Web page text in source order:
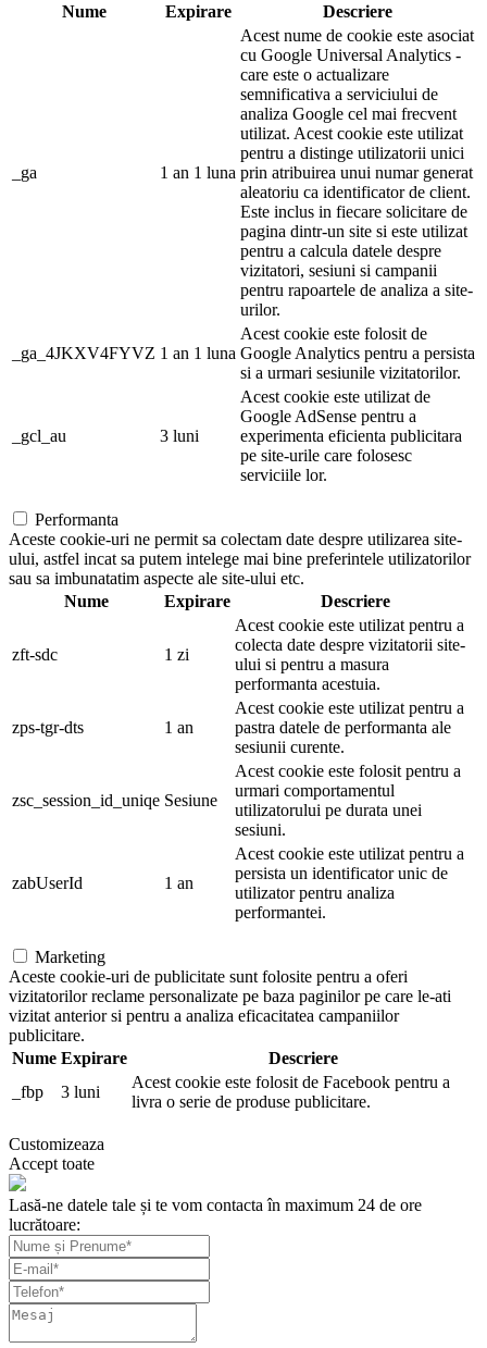
Nume
Expirare Descriere
_ga 1 an 1 luna
Acest nume de cookie este asociat
cu Google Universal Analytics -
care este o actualizare
semnificativa a serviciului de
analiza Google cel mai frecvent
utilizat. Acest cookie este utilizat
pentru a distinge utilizatorii unici
prin atribuirea unui numar generat
aleatoriu ca identificator de client.
Este inclus in fiecare solicitare de
pagina dintr-un site si este utilizat
pentru a calcula datele despre
vizitatori, sesiuni si campanii
pentru rapoartele de analiza a site-
urilor.
_ga_4JKXV4FYVZ 1 an 1 luna
Acest cookie este folosit de
Google Analytics pentru a persista
si a urmari sesiunile vizitatorilor.
_gcl_au 3 luni
Acest cookie este utilizat de
Google AdSense pentru a
experimenta eficienta publicitara
pe site-urile care folosesc
serviciile lor.
Performanta
Aceste cookie-uri ne permit sa colectam date despre utilizarea site-
ului, astfel incat sa putem intelege mai bine preferintele utilizatorilor
sau sa imbunatatim aspecte ale site-ului etc.
Nume
Expirare Descriere
zft-sdc 1 zi
Acest cookie este utilizat pentru a
colecta date despre vizitatorii site-
ului si pentru a masura
performanta acestuia.
zps-tgr-dts 1 an
Acest cookie este utilizat pentru a
pastra datele de performanta ale
sesiunii curente.
zsc_session_id_uniqe Sesiune
Acest cookie este folosit pentru a
urmari comportamentul
utilizatorului pe durata unei
sesiuni.
zabUserId 1 an
Acest cookie este utilizat pentru a
persista un identificator unic de
utilizator pentru analiza
performantei.
Marketing
Aceste cookie-uri de publicitate sunt folosite pentru a oferi
vizitatorilor reclame personalizate pe baza paginilor pe care le-ati
vizitat anterior si pentru a analiza eficacitatea campaniilor
publicitare.
Nume Expirare
Descriere
_fbp
3 luni
Acest cookie este folosit de Facebook pentru a
livra o serie de produse publicitare.
Customizeaza
Accept toate
Lasă-ne datele tale și te vom contacta în maximum 24 de ore
lucrătoare: